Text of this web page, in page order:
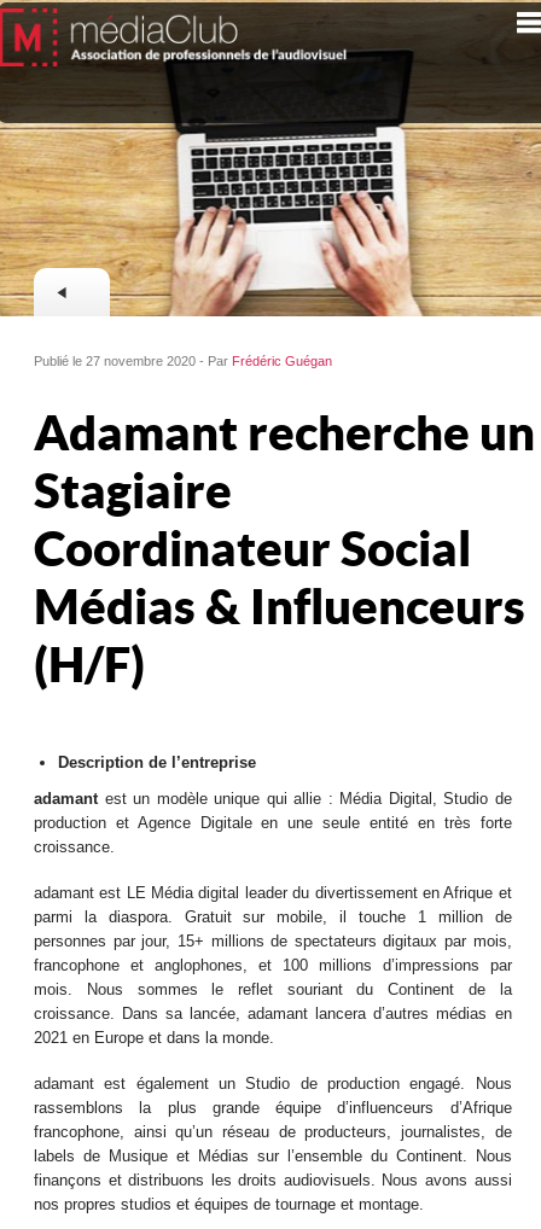
Publié le 27 novembre 2020 - Par Frédéric Guégan
Adamant recherche un
Stagiaire
Coordinateur Social
Médias & Influenceurs
(H/F)
Description de l’entreprise
adamantest un modèle unique qui allie : Média Digital, Studio de
production et Agence Digitale en une seule entité en très forte
croissance.
adamant est LE Média digital leader du divertissement en Afrique et
parmi la diaspora. Gratuit sur mobile, il touche 1 million de
personnes par jour, 15+ millions de spectateurs digitaux par mois,
francophone et anglophones, et 100 millions d’impressions par
mois. Nous sommes le reflet souriant du Continent de la
croissance. Dans sa lancée, adamant lancera d’autres médias en
2021 en Europe et dans la monde.
adamant est également un Studio de production engagé. Nous
rassemblons la plus grande équipe d’influenceurs d’Afrique
francophone, ainsi qu’un réseau de producteurs, journalistes, de
labels de Musique et Médias sur l’ensemble du Continent. Nous
finançons et distribuons les droits audiovisuels. Nous avons aussi
nos propres studios et équipes de tournage et montage.